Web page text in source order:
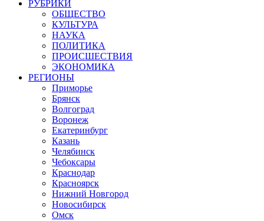
РУБРИКИ
ОБЩЕСТВО
КУЛЬТУРА
НАУКА
ПОЛИТИКА
ПРОИСШЕСТВИЯ
ЭКОНОМИКА
РЕГИОНЫ
Приморье
Брянск
Волгоград
Воронеж
Екатеринбург
Казань
Челябинск
Чебоксары
Краснодар
Красноярск
Нижний Новгород
Новосибирск
Омск